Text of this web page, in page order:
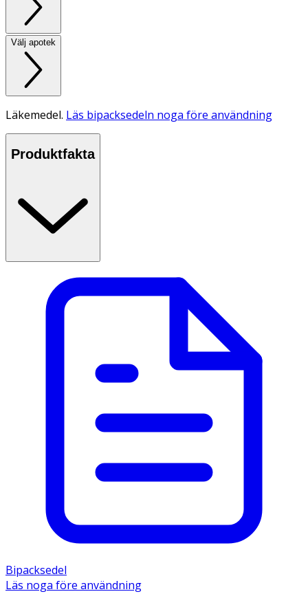
Välj apotek
Läkemedel. Läs bipacksedeln noga före användning
Produktfakta
Bipacksedel
Läs noga före användning